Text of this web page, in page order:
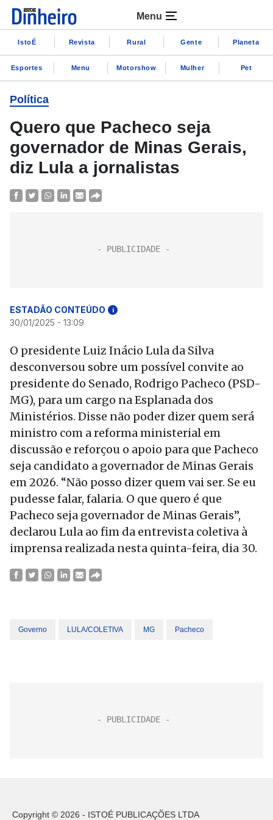
Menu
IstoÉ Revista Rural Gente Planeta
Esportes Menu Motorshow Mulher Pet
Política
Quero que Pacheco seja
governador de Minas Gerais,
diz Lula a jornalistas
ESTADÃO CONTEÚDO i
30/01/2025 - 13:09
O presidente Luiz Inácio Lula da Silva
desconversou sobre um possível convite ao
presidente do Senado, Rodrigo Pacheco (PSD-
MG), para um cargo na Esplanada dos
Ministérios. Disse não poder dizer quem será
ministro com a reforma ministerial em
discussão e reforçou o apoio para que Pacheco
seja candidato a governador de Minas Gerais
em 2026. “Não posso dizer quem vai ser. Se eu
pudesse falar, falaria. O que quero é que
Pacheco seja governador de Minas Gerais”,
declarou Lula ao fim da entrevista coletiva à
imprensa realizada nesta quinta-feira, dia 30.
Governo LULA/COLETIVA MG Pacheco
Copyright © 2026 - ISTOÉ PUBLICAÇÕES LTDA